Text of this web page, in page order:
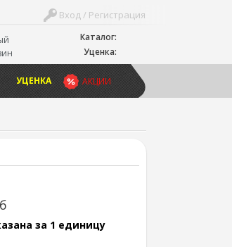
Каталог:
Уценка:
Вход / Регистрация
АКЦИИ
УЦЕНКА
за 1 единицу